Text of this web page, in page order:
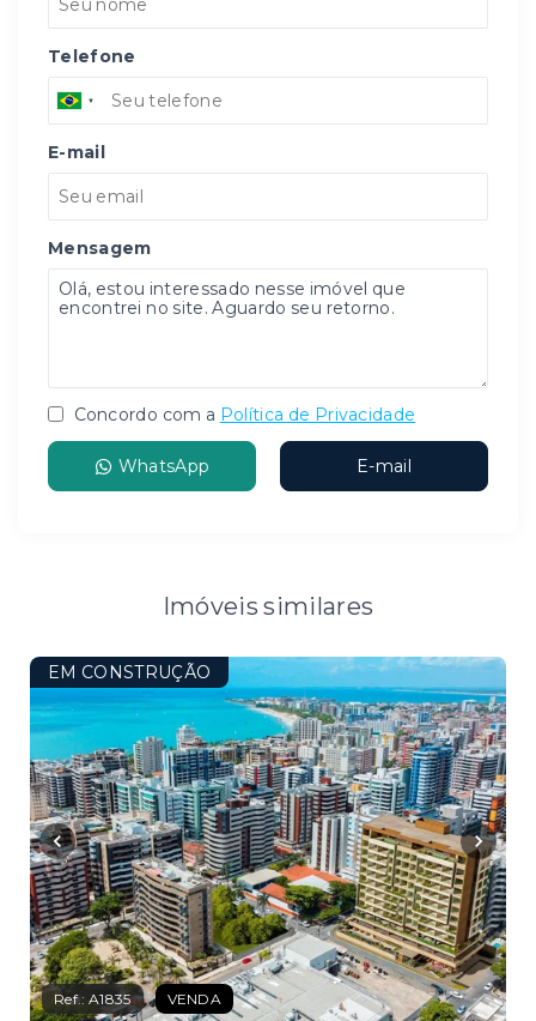
Telefone
E-mail
Mensagem
Concordo com a Política de Privacidade
WhatsApp E-mail
Imóveis similares
EM CONSTRUÇÃO
Ref.:A1835 VENDA